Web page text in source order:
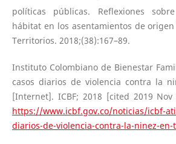
políticas públicas. Reflexiones
hábitat en los asentamientos de
Territorios. 2018;(38):167–89.
Instituto Colombiano de Bienestar
casos diarios de violencia contra la
[Internet]. ICBF; 2018 [cited 2019
https://www.icbf.gov.co/noticias/icbf-
diarios-de-violencia-contra-la-ninez-en-